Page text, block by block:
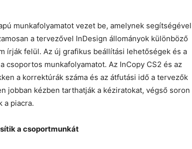
munkafolyamatot vezet be, amelynek segítségével
a tervezővel InDesign állományok különböző
írják felül. Az új grafikus beállítási lehetőségek és a
munkafolyamatot. Az InCopy CS2 és az
a korrektúrák száma és az átfutási idő a tervezők
jobban kézben tarthatják a kéziratokat, végső soron
a piacra.
a csoportmunkát